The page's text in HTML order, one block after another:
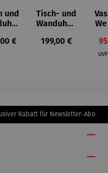
und
|
Preis:
€
Tisch- und
Wanduhr |
Wortuhr
Regulärer Preis:
199,00 €
Rabatt für Newsletter-Abo